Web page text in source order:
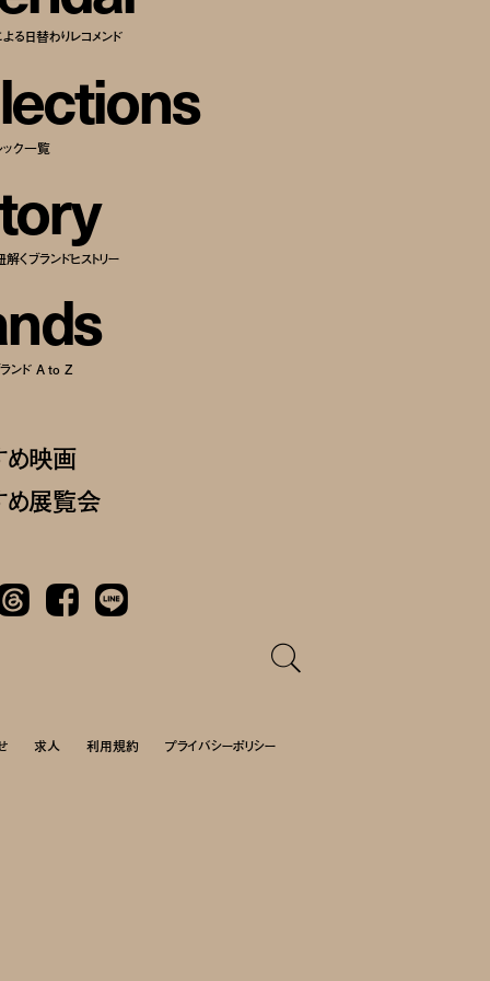
る日替わりレコメンド
ections
ック一覧
ory
くブランドヒストリー
nds
ランド A to Z
映画
展覧会
Facebook LINE
求人 利用規約 プライバシーポリシー